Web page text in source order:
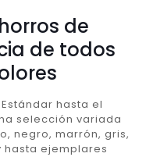
de
de todos
hasta el
selección variada
negro, marrón, gris,
ejemplares